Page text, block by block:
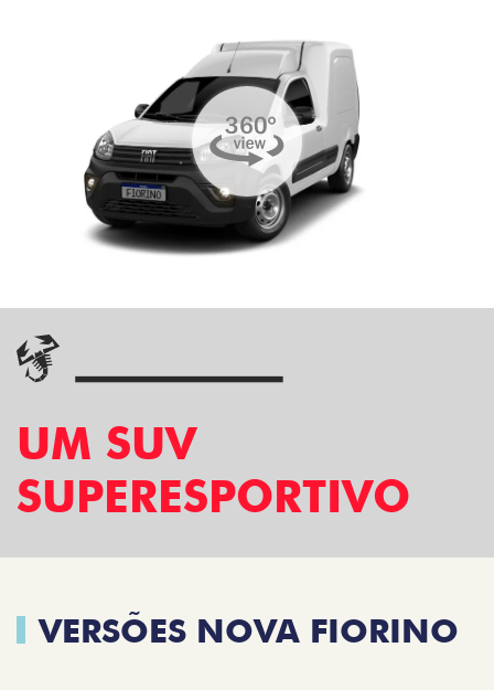
UM SUV
SUPERESPORTIVO
VERSÕES NOVA FIORINO